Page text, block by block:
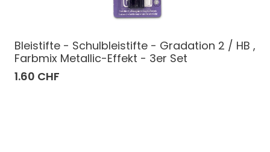
Bleistifte - Schulbleistifte - Gradation 2 / HB ,
Farbmix Metallic-Effekt - 3er Set
1.60 CHF